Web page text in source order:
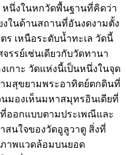
หนึ่งในหกวัดพื้นฐานที่คิดว่า
งในด้านสถานที่อันงดงามตั้ง
ร เหนือระดับน้ำทะเล วัดนี้
รรย์เช่นเดียวกับวัดทานา
กาะ วัดแห่งนี้เป็นหนึ่งในจุด
ามสุขยามพระอาทิตย์ตกดินที่
มองเห็นมหาสมุทรอินเดียที่
ออกแบบตามประเพณีและ
นใจของวัดอูลูวาตู สิ่งที่
าพแวดล้อมบนยอด